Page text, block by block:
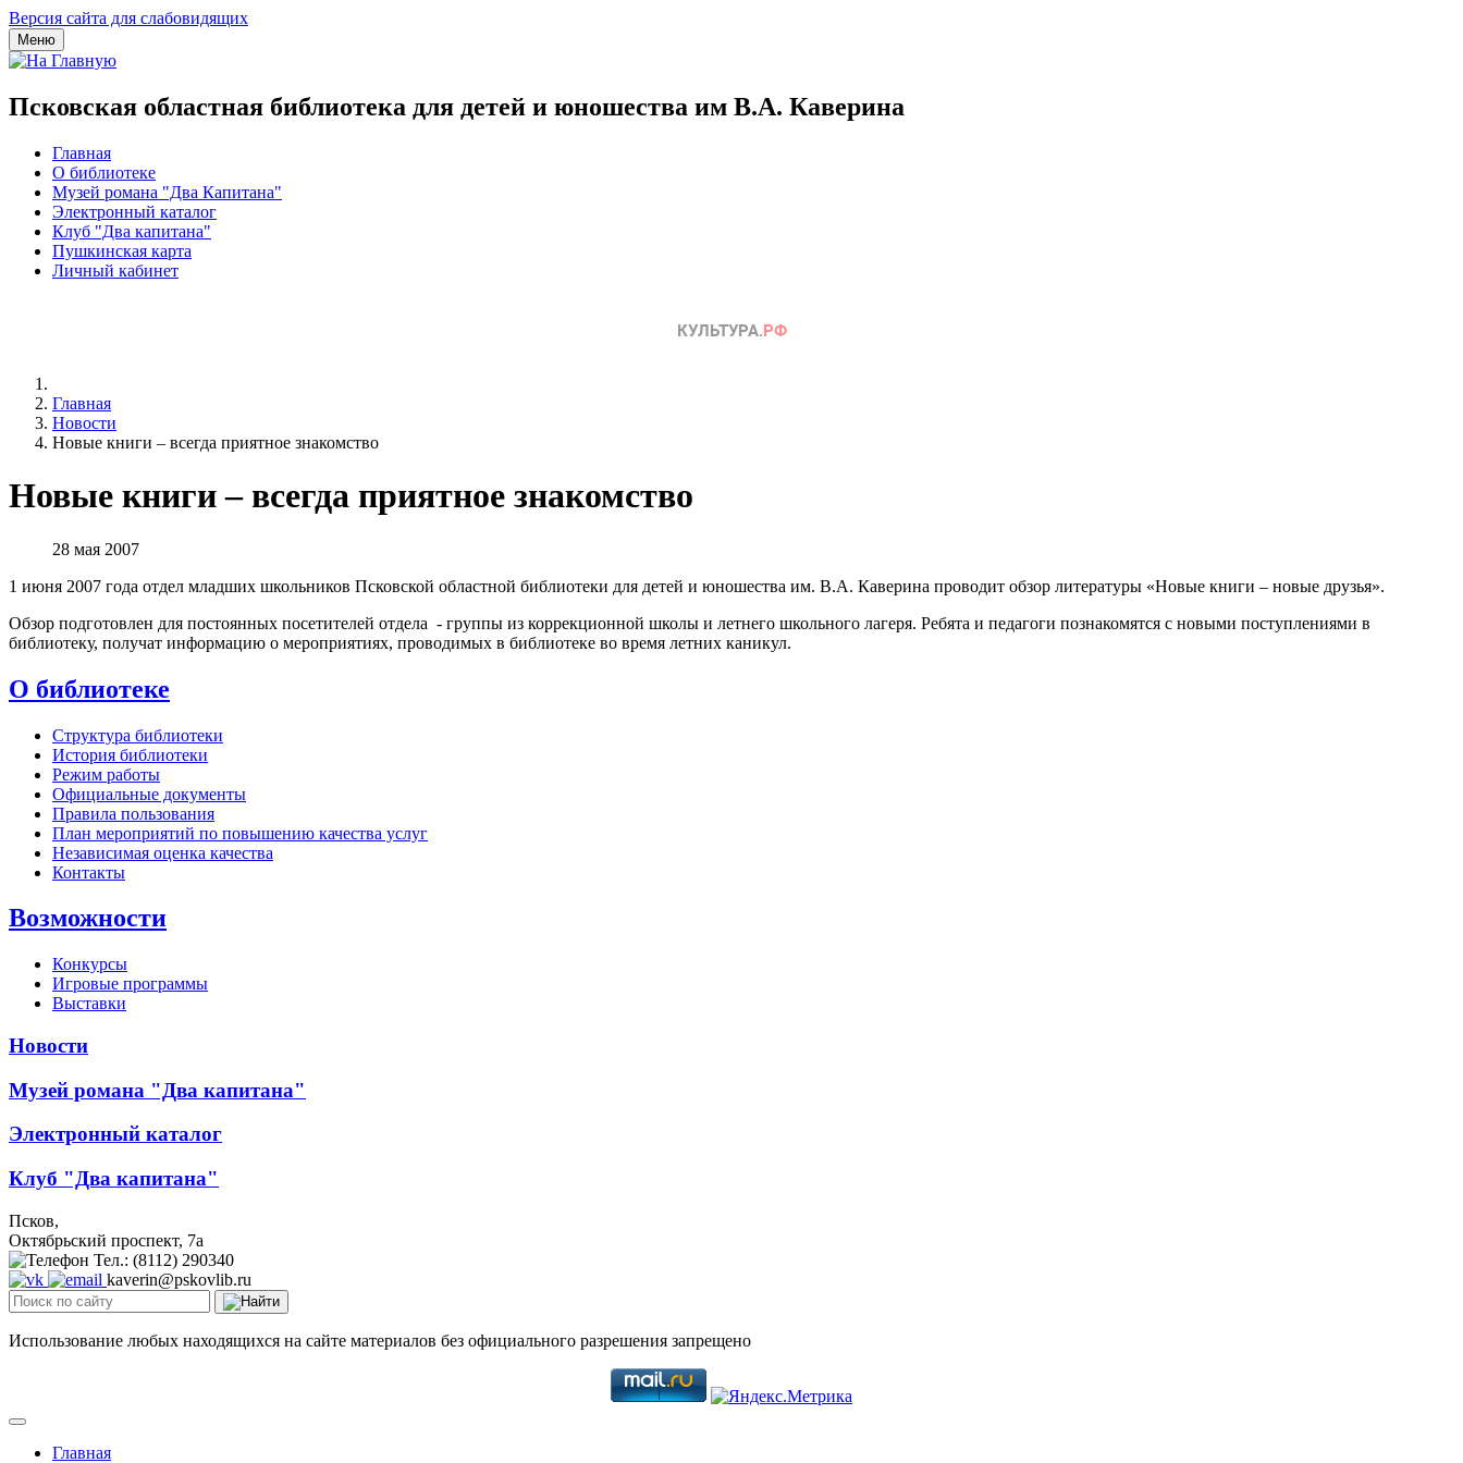
Версия сайта для слабовидящих
Меню
Псковская областная библиотека для детей и юношества им В.А. Каверина
Главная
О библиотеке
Музей романа "Два Капитана"
Электронный каталог
Клуб "Два капитана"
Пушкинская карта
Личный кабинет
Главная
Новости
Новые книги – всегда приятное знакомство
Новые книги – всегда приятное знакомство
28 мая 2007
1 июня 2007 года отдел младших школьников Псковской областной библиотеки для детей и юношества им. В.А. Каверина проводит обзор литературы «Новые книги – новые друзья».
Обзор подготовлен для постоянных посетителей отдела - группы из коррекционной школы и летнего школьного лагеря. Ребята и педагоги познакомятся с новыми поступлениями в
библиотеку, получат информацию о мероприятиях, проводимых в библиотеке во время летних каникул.
О библиотеке
Структура библиотеки
История библиотеки
Режим работы
Официальные документы
Правила пользования
План мероприятий по повышению качества услуг
Независимая оценка качества
Контакты
Возможности
Конкурсы
Игровые программы
Выставки
Новости
Музей романа "Два капитана"
Электронный каталог
Клуб "Два капитана"
Псков,
Октябрьский проспект, 7a
Тел.: (8112) 290340
kaverin@pskovlib.ru
Использование любых находящихся на сайте материалов без официального разрешения запрещено
Главная